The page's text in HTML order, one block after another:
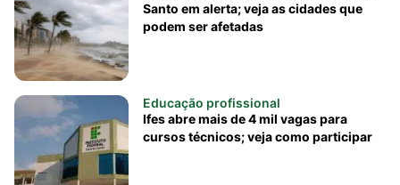
Santo em alerta; veja as cidades que
podem ser afetadas
Educação profissional
Ifes abre mais de 4 mil vagas para
cursos técnicos; veja como participar